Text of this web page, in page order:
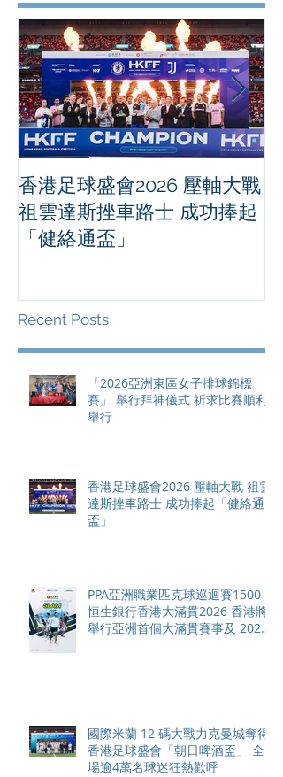
香港足球盛會2026 壓軸大戰
祖雲達斯挫車路士 成功捧起
「健絡通盃」
Recent Posts
「2026亞洲東區女子排球錦標
賽」 舉行拜神儀式 祈求比賽順利
舉行
香港足球盛會2026 壓軸大戰 祖雲
達斯挫車路士 成功捧起「健絡通
盃」
PPA亞洲職業匹克球巡迴賽1500 -
恒生銀行香港大滿貫2026 香港將
舉行亞洲首個大滿貫賽事及 2026
國際米蘭 12 碼大戰力克曼城奪得
香港足球盛會「朝日啤酒盃」 全
場逾4萬名球迷狂熱歡呼